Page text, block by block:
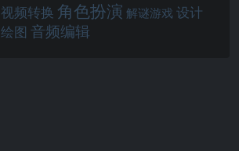
视频转换 角色扮演 解谜游戏 设计
绘图 音频编辑